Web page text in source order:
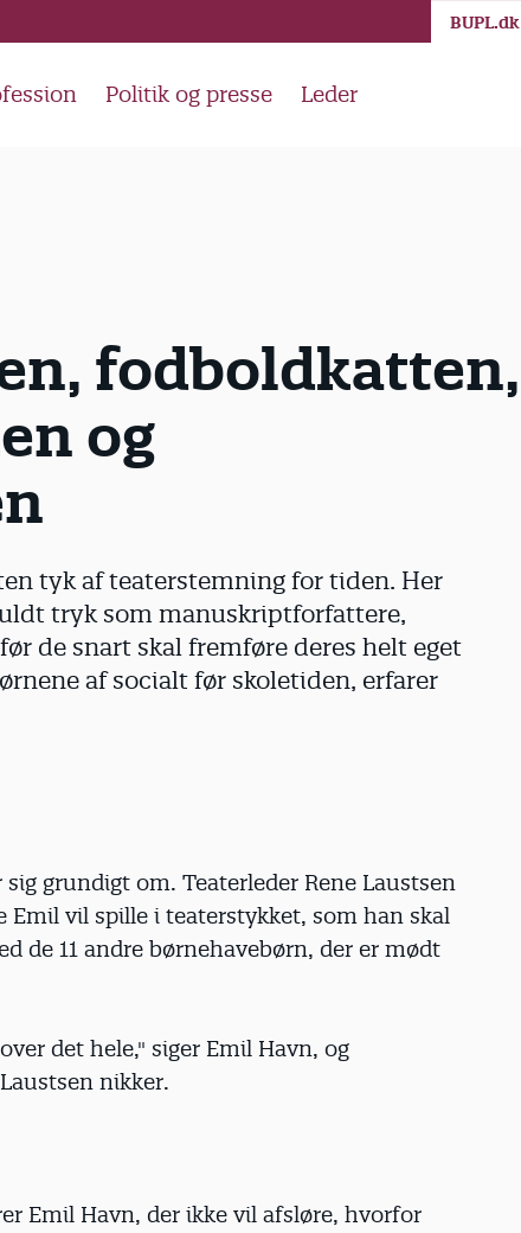
Politik og presse Leder
BUPL.dk
fodboldkatten,
og
tyk af teaterstemning for tiden. Her
tryk som manuskriptforfattere,
de snart skal fremføre deres helt eget
af socialt før skoletiden, erfarer
grundigt om. Teaterleder Rene Laustsen
vil spille i teaterstykket, som han skal
de 11 andre børnehavebørn, der er mødt
det hele," siger Emil Havn, og
nikker.
Emil Havn, der ikke vil afsløre, hvorfor